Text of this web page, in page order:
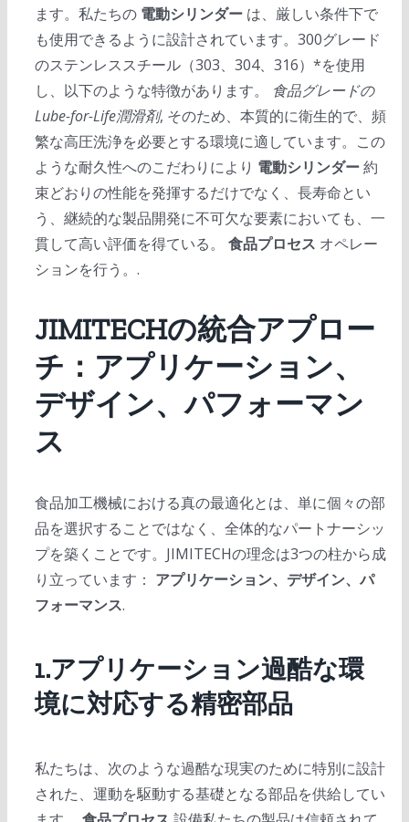
ます。私たちの 電動シリンダーは、厳しい条件下で
も使用できるように設計されています。300グレード
のステンレススチール（303、304、316）*を使用
し、以下のような特徴があります。 食品グレードの
Lube-for-Life潤滑剤, そのため、本質的に衛生的で、頻
繁な高圧洗浄を必要とする環境に適しています。この
ような耐久性へのこだわりにより 電動シリンダー約
束どおりの性能を発揮するだけでなく、長寿命とい
う、継続的な製品開発に不可欠な要素においても、一
貫して高い評価を得ている。 食品プロセス オペレー
ションを行う。.
JIMITECHの統合アプロー
チ：アプリケーション、
デザイン、パフォーマン
ス
食品加工機械における真の最適化とは、単に個々の部
品を選択することではなく、全体的なパートナーシッ
プを築くことです。JIMITECHの理念は3つの柱から成
り立っています： アプリケーション、デザイン、パ
フォーマンス.
1.アプリケーション過酷な環
境に対応する精密部品
私たちは、次のような過酷な現実のために特別に設計
された、運動を駆動する基礎となる部品を供給してい